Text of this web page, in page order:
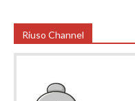
Riuso Channel